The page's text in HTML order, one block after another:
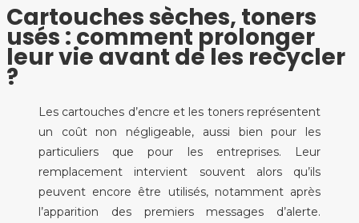
Cartouches sèches, toners
usés : comment prolonger
leur vie avant de les recycler
?
Les cartouches d’encre et les toners représentent
un coût non négligeable, aussi bien pour les
particuliers que pour les entreprises. Leur
remplacement intervient souvent alors qu’ils
peuvent encore être utilisés, notamment après
l’apparition des premiers messages d’alerte.